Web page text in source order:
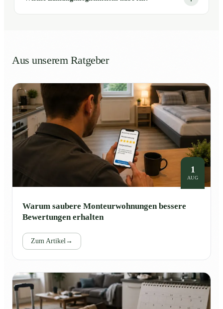
Aus unserem Ratgeber
1
AUG
Warum saubere Monteurwohnungen bessere
Bewertungen erhalten
Zum Artikel →